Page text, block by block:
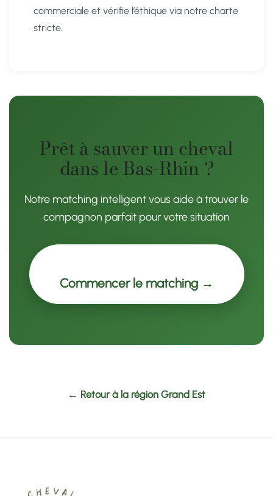
commerciale et vérifie l’éthique via notre charte
stricte.
Prêt à sauver un cheval
dans le Bas-Rhin ?
Notre matching intelligent vous aide à trouver le
compagnon parfait pour votre situation
Commencer le matching →
← Retour à la région Grand Est